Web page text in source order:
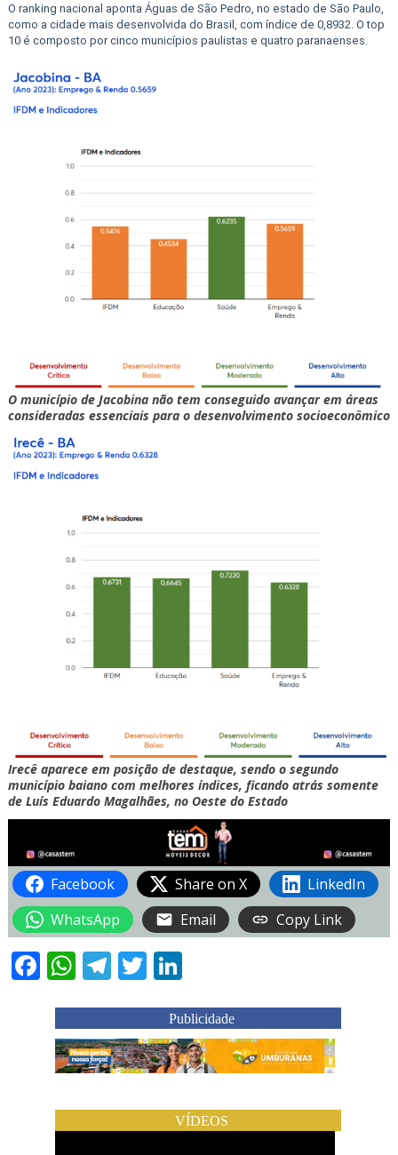
O ranking nacional aponta Águas de São Pedro, no estado de São Paulo,
como a cidade mais desenvolvida do Brasil, com índice de 0,8932. O top
10 é composto por cinco municípios paulistas e quatro paranaenses.
O município de Jacobina não tem conseguido avançar em áreas
consideradas essenciais para o desenvolvimento socioeconômico
Irecê aparece em posição de destaque, sendo o segundo
município baiano com melhores índices, ficando atrás somente
de Luís Eduardo Magalhães, no Oeste do Estado
Facebook Share on X
LinkedIn
WhatsApp
Email Copy Link
Facebook
WhatsApp
Telegram
Twitter
LinkedIn
Publicidade
VÍDEOS